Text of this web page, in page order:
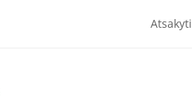
Atsakyti